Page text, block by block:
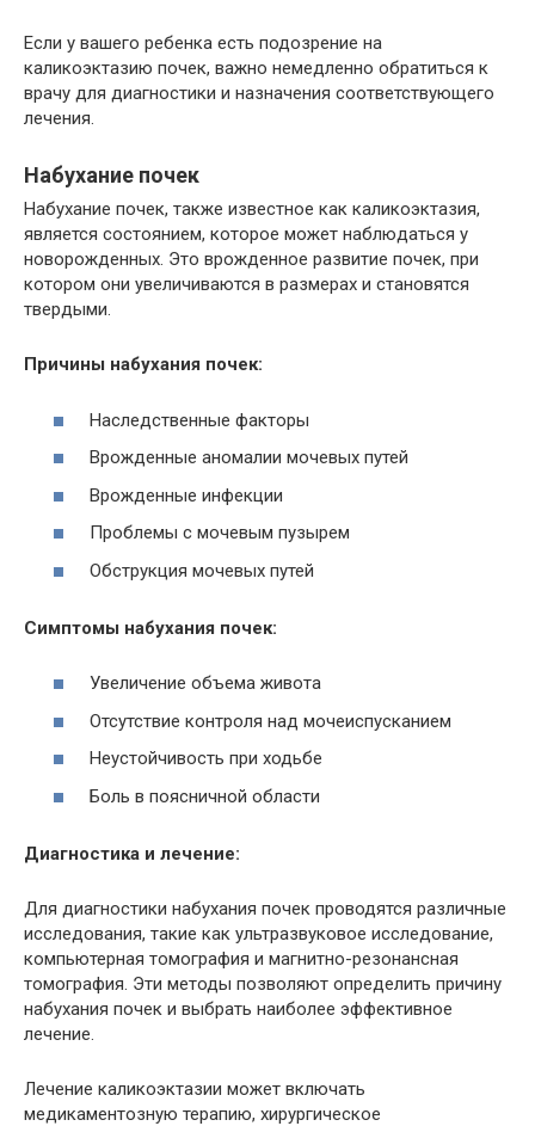
Если у вашего ребенка есть подозрение на
каликоэктазию почек, важно немедленно обратиться к
врачу для диагностики и назначения соответствующего
лечения.
Набухание почек
Набухание почек, также известное как каликоэктазия,
является состоянием, которое может наблюдаться у
новорожденных. Это врожденное развитие почек, при
котором они увеличиваются в размерах и становятся
твердыми.
Причины набухания почек:
Наследственные факторы
Врожденные аномалии мочевых путей
Врожденные инфекции
Проблемы с мочевым пузырем
Обструкция мочевых путей
Симптомы набухания почек:
Увеличение объема живота
Отсутствие контроля над мочеиспусканием
Неустойчивость при ходьбе
Боль в поясничной области
Диагностика и лечение:
Для диагностики набухания почек проводятся различные
исследования, такие как ультразвуковое исследование,
компьютерная томография и магнитно-резонансная
томография. Эти методы позволяют определить причину
набухания почек и выбрать наиболее эффективное
лечение.
Лечение каликоэктазии может включать
медикаментозную терапию, хирургическое